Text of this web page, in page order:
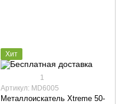
Хит
1
Артикул: MD6005
Металлоискатель Xtreme 50-